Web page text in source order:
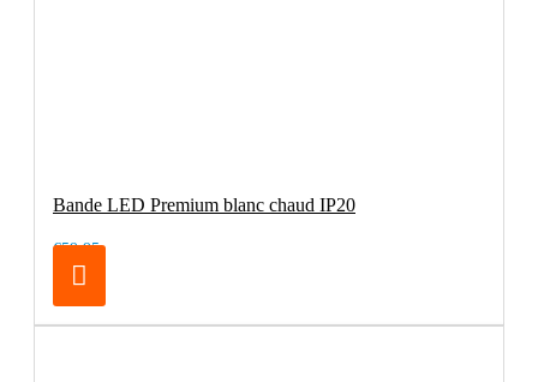
Bande LED Premium blanc chaud IP20
€59.95